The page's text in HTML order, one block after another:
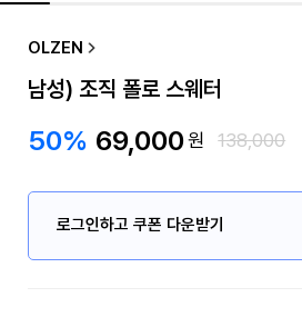
OLZEN
남성) 조직 폴로 스웨터
50% 69,000원 138,000
로그인하고 쿠폰 다운받기